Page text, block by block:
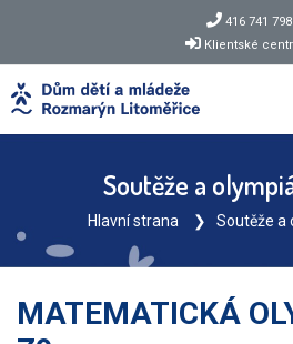
416 741 798
Klientské
Soutěže a
Hlavní strana Soutěže a
MATEMATICKÁ